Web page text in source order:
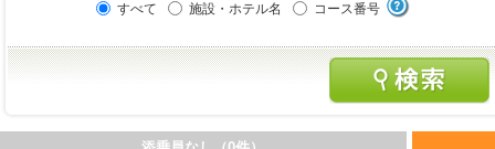
すべて 施設・ホテル名 コース番号